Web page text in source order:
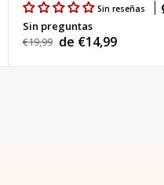
Sin reseñas
Sin preguntas
Precio
€19,99 Precio
de
de €14,99